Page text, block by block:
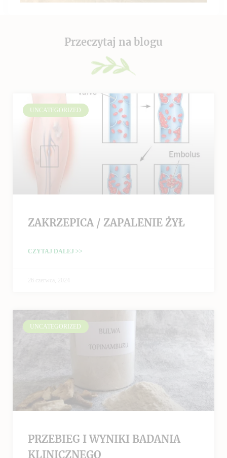
Przeczytaj na blogu
UNCATEGORIZED
ZAKRZEPICA / ZAPALENIE ŻYŁ
CZYTAJ DALEJ >>
26 czerwca, 2024
UNCATEGORIZED
PRZEBIEG I WYNIKI BADANIA
KLINICZNEGO